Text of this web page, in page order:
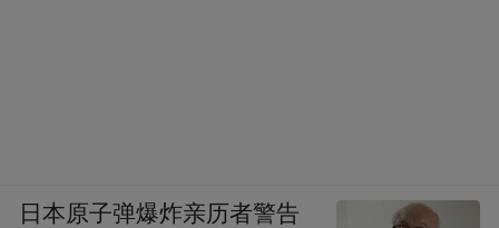
日本原子弹爆炸亲历者警告